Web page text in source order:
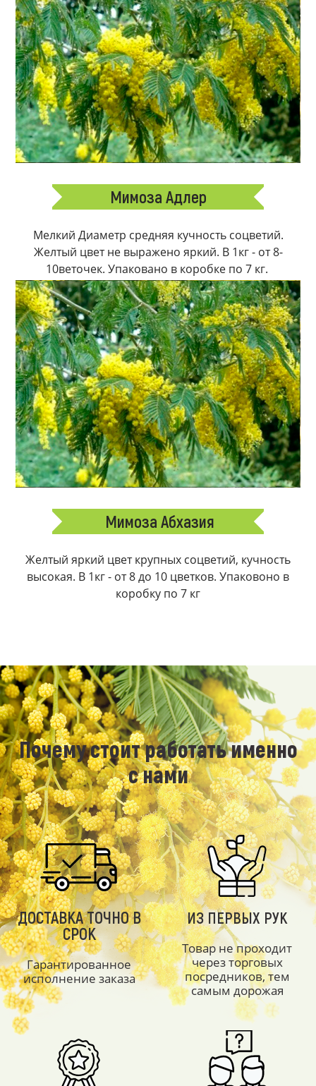
Мимоза Адлер
Мелкий Диаметр средняя кучность соцветий.
Желтый цвет не выражено яркий. В 1кг - от 8-
10веточек. Упаковано в коробке по 7 кг.
Мимоза Абхазия
Желтый яркий цвет крупных соцветий, кучность
высокая. В 1кг - от 8 до 10 цветков. Упаковоно в
коробку по 7 кг
Почему стоит работать именно
с нами
ДОСТАВКА ТОЧНО В
СРОК
Гарантированное
исполнение заказа
ИЗ ПЕРВЫХ РУК
Товар не проходит
через торговых
посредников, тем
самым дорожая